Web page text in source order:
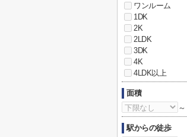
ワンルーム
1DK
2K
2LDK
3DK
4K
4LDK以上
面積
～
駅からの徒歩